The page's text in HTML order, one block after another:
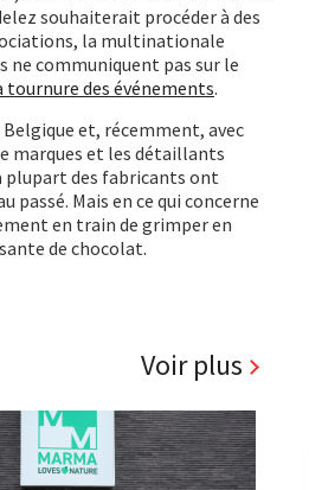
souhaiterait procéder à des
la multinationale
ne communiquent pas sur le
des événements.
Belgique et, récemment, avec
marques et les détaillants
plupart des fabricants ont
Mais en ce qui concerne
en train de grimper en
de chocolat.
Voir plus